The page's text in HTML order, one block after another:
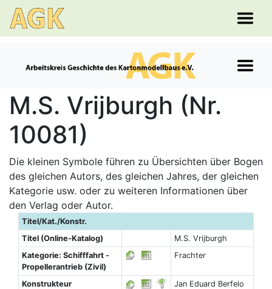
M.S. Vrijburgh (Nr.
10081)
Die kleinen Symbole führen zu Übersichten über Bogen
des gleichen Autors, des gleichen Jahres, der gleichen
Kategorie usw. oder zu weiteren Informationen über
den Verlag oder Autor.
Titel/Kat./Konstr.
Titel (Online-Katalog)
M.S. Vrijburgh
Kategorie: Schifffahrt -
Propellerantrieb (Zivil)
Frachter
Konstrukteur
Jan Eduard Berfelo